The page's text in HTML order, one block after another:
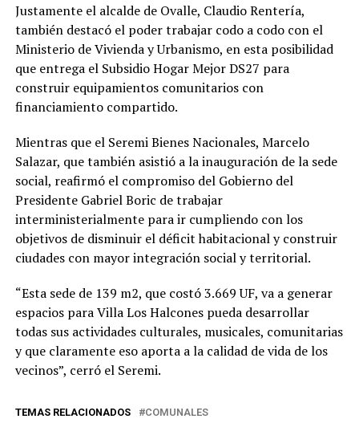
Justamente el alcalde de Ovalle, Claudio Rentería,
también destacó el poder trabajar codo a codo con el
Ministerio de Vivienda y Urbanismo, en esta posibilidad
que entrega el Subsidio Hogar Mejor DS27 para
construir equipamientos comunitarios con
financiamiento compartido.
Mientras que el Seremi Bienes Nacionales, Marcelo
Salazar, que también asistió a la inauguración de la sede
social, reafirmó el compromiso del Gobierno del
Presidente Gabriel Boric de trabajar
interministerialmente para ir cumpliendo con los
objetivos de disminuir el déficit habitacional y construir
ciudades con mayor integración social y territorial.
“Esta sede de 139 m2, que costó 3.669 UF, va a generar
espacios para Villa Los Halcones pueda desarrollar
todas sus actividades culturales, musicales, comunitarias
y que claramente eso aporta a la calidad de vida de los
vecinos”, cerró el Seremi.
TEMAS RELACIONADOS COMUNALES